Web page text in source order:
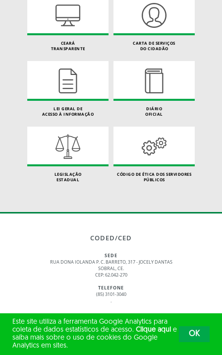
CEARÁ
TRANSPARENTE
CARTA DE SERVIÇOS
DO CIDADÃO
LEI GERAL DE
ACESSO À INFORMAÇÃO
DIÁRIO
OFICIAL
LEGISLAÇÃO
ESTADUAL
CÓDIGO DE ÉTICA DOS SERVIDORES
PÚBLICOS
CODED/CED
SEDE
RUA DONA IOLANDA P. C. BARRETO, 317 - JOCELY DANTAS
SOBRAL, CE.
CEP: 62.042-270
TELEFONE
(85) 3101-3040
.
08:00 ÀS 17:00 HORAS
Este site utiliza a ferramenta Google Analytics para
coleta de dados estatísticos de acesso. Clique aqui e
saiba mais sobre o uso de cookies do Google
Analytics em sites.
OK